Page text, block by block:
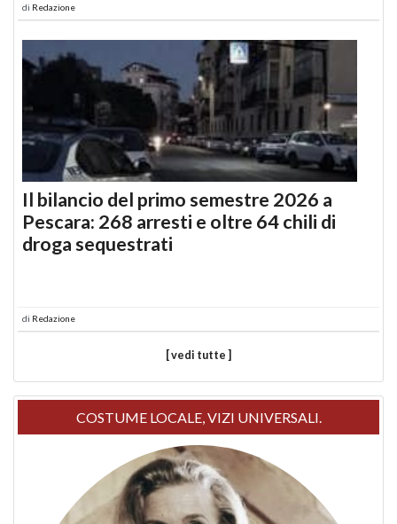
di Redazione
Il bilancio del primo semestre 2026 a
Pescara: 268 arresti e oltre 64 chili di
droga sequestrati
di Redazione
[ vedi tutte ]
COSTUME LOCALE, VIZI UNIVERSALI.